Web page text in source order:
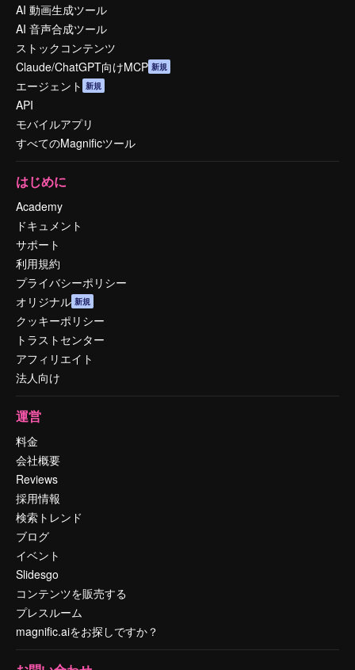
AI 動画生成ツール
AI 音声合成ツール
ストックコンテンツ
Claude/ChatGPT向けMCP 新規
エージェント 新規
API
モバイルアプリ
すべてのMagnificツール
はじめに
Academy
ドキュメント
サポート
利用規約
プライバシーポリシー
オリジナル 新規
クッキーポリシー
トラストセンター
アフィリエイト
法人向け
運営
料金
会社概要
Reviews
採用情報
検索トレンド
ブログ
イベント
Slidesgo
コンテンツを販売する
プレスルーム
magnific.aiをお探しですか？